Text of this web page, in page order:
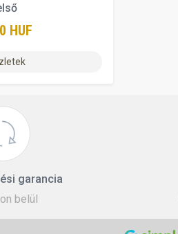
HUF
garancia
belül